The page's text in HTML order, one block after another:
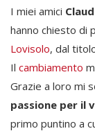
I miei amici
hanno chiesto di
Lovisolo, dal
Il cambiamento
Grazie a loro mi
passione per il
primo puntino a